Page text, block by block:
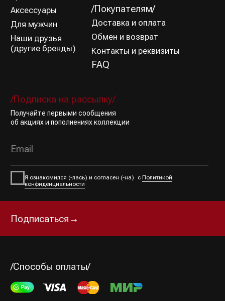
Все права защищены
Политика конфиденциальности
ОГРНИП 320784700188204